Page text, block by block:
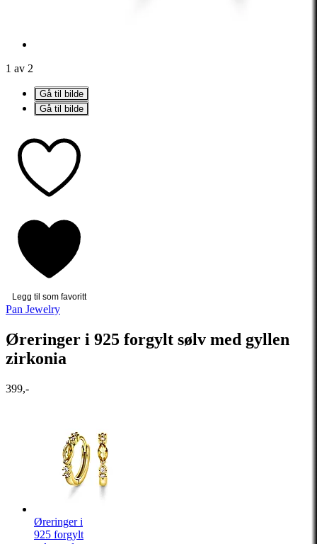
1 av 2
Gå til bilde
Gå til bilde
Legg til som favoritt
Pan Jewelry
Øreringer i 925 forgylt sølv med gyllen
zirkonia
399,-
Øreringer i
925 forgylt